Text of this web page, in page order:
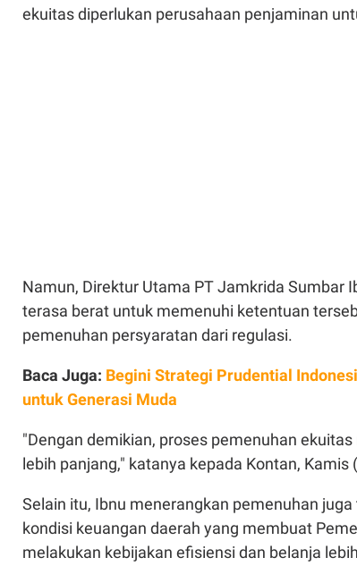
ekuitas diperlukan perusahaan penjaminan
Namun, Direktur Utama PT Jamkrida Sumbar
terasa berat untuk memenuhi ketentuan
pemenuhan persyaratan dari regulasi.
Baca Juga: Begini Strategi Prudential
untuk Generasi Muda
"Dengan demikian, proses pemenuhan
lebih panjang," katanya kepada Kontan, Kamis
Selain itu, Ibnu menerangkan pemenuhan
kondisi keuangan daerah yang membuat
melakukan kebijakan efisiensi dan belanja